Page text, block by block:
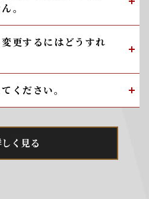
。
更するにはどうすれ
ください。
く見る